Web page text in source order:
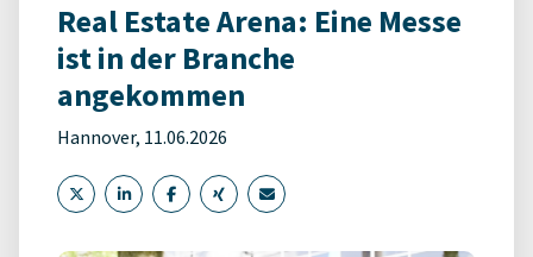
Real Estate Arena: Eine Messe
ist in der Branche
angekommen
Hannover, 11.06.2026